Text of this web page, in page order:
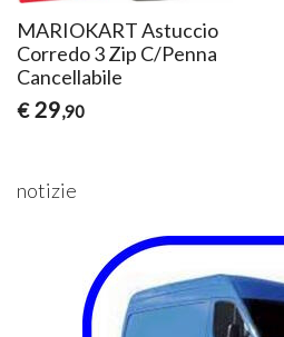
MARIOKART Astuccio
Corredo 3 Zip C/Penna
Cancellabile
€ 29,90
notizie